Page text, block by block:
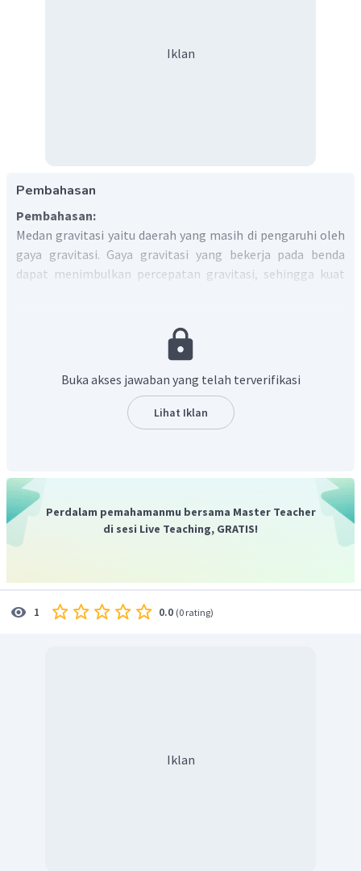
Iklan
Pembahasan
Pembahasan:
Medan gravitasi yaitu daerah yang masih di pengaruhi oleh
gaya gravitasi. Gaya gravitasi yang bekerja pada benda
dapat menimbulkan percepatan gravitasi, sehingga kuat
gravitasi tiap satuan massa benda yang mengalami gaya
memiliki nilai percepatan gravitasi disebut Medan
Buka akses jawaban yang telah terverifikasi
Lihat Iklan
Perdalam pemahamanmu bersama Master Teacher
di sesi Live Teaching, GRATIS!
1 0.0 (0 rating)
Iklan